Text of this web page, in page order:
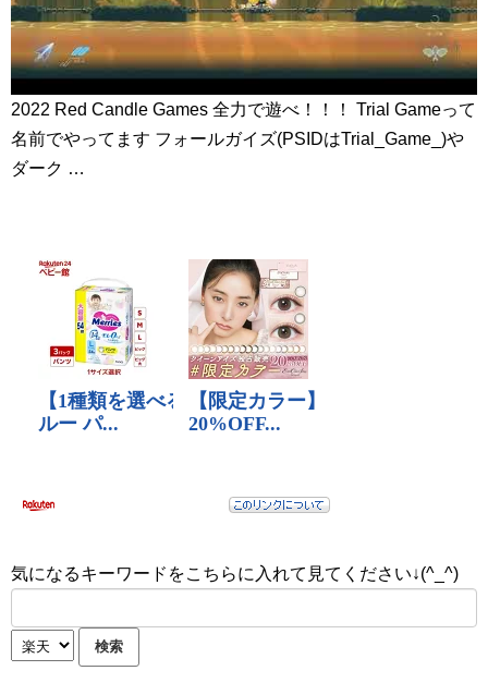
2022 Red Candle Games 全力で遊べ！！！ Trial Gameって
名前でやってます フォールガイズ(PSIDはTrial_Game_)や
ダーク …
気になるキーワードをこちらに入れて見てください↓(^_^)